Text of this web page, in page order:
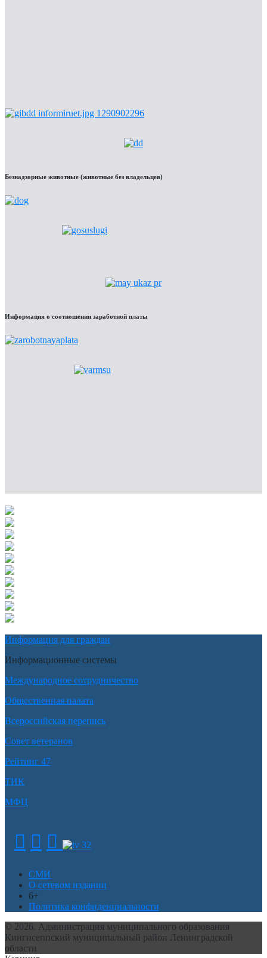
Безнадзорные животные (животные без владельцев)
Информация о соотношении заработной платы
Информация для граждан
Информационные системы
Международное сотрудничество
Общественная палата
Всероссийская перепись
Совет ветеранов
Рейтинг 47
ТИК
МФЦ
СМИ
О сетевом издании
6+
Политика конфиденциальности
© 2026. Администрация муниципального образования
Кингисеппский муниципальный район Ленинградской
области